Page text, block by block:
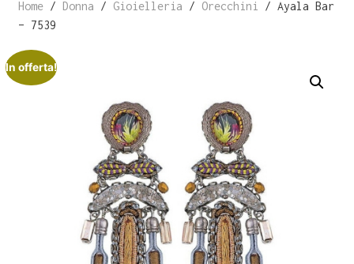
Home / Donna / Gioielleria / Orecchini
/ Ayala Bar
– 7539
In offerta!